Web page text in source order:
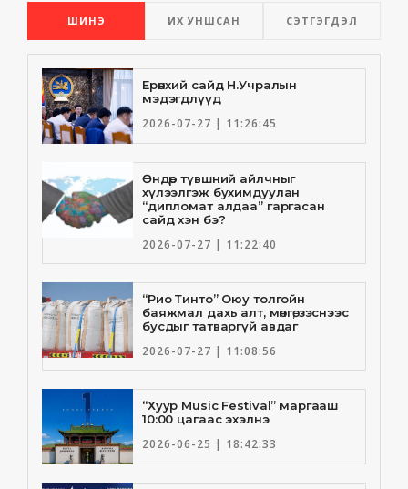
ШИНЭ ИХ УНШСАН СЭТГЭГДЭЛ
Ерөнхий сайд Н.Учралын
мэдэгдлүүд
2026-07-27 | 11:26:45
Өндөр түвшний айлчныг
хүлээлгэж бухимдуулан
“дипломат алдаа” гаргасан
сайд хэн бэ?
2026-07-27 | 11:22:40
“Рио Тинто” Оюу толгойн
баяжмал дахь алт, мөнгө, зэснээс
бусдыг татваргүй авдаг
2026-07-27 | 11:08:56
“Хуур Music Festival” маргааш
10:00 цагаас эхэлнэ
2026-06-25 | 18:42:33